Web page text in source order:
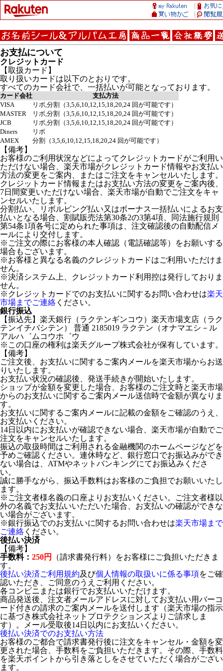
お支払について
クレジットカード
【取扱カード】
取り扱いカードは以下のとおりです。
すべてのカード会社で、一括払いが可能となっております。
カード会社
支払方法
VISA
リボ,分割（3,5,6,10,12,15,18,20,24 回が可能です）
MASTER
リボ,分割（3,5,6,10,12,15,18,20,24 回が可能です）
JCB
リボ,分割（3,5,6,10,12,15,18,20,24 回が可能です）
Diners
リボ
AMEX
分割（3,5,6,10,12,15,18,20,24 回が可能です）
【備考】
お客様のご利用状況などによってクレジットカードがご利用い
ただけない場合、楽天市場がクレジットカード情報やお支払い
方法の変更をご案内、またはご注文をキャンセルいたします。
クレジットカード情報またはお支払い方法の変更をご案内後、
7日間変更いただけない場合、楽天市場が自動でご注文をキャ
ンセルいたします。
分割払い、リボルビング払い又はボーナス一括払いによるお支
払いとなる場合、割賦販売法第30条2の3第4項、同法施行規則
第54条1項各号に定められた事項は、注文確認後の自動配信メ
ールにより交付します。
※ご注文の際にお客様の本人確認（電話確認等）をお願いする
場合もございます。
※お客様と異なる名義のクレジットカードはご利用いただけま
せん。
※決済システム上、クレジットカード利用控は発行しておりま
せん。
※クレジットカードでのお支払いに関するお問い合わせは楽天
市場までご連絡 ください。
銀行振込
【振込先】楽天銀行（ラクテンギンコウ）楽天市場支店（ラク
テンイチバシテン） 普通 2185019 ラクテン（オナマエシ－ル
アルハ゛ムコウホ゛ウ
※この口座の権利は楽天グループ株式会社が保有しています。
【備考】
ご注文後、お支払いに関するご案内メールを楽天市場からお送
りいたします。
お支払い状況の確認後、発送手続きが開始いたします。
ショップが金額を変更した場合、お客様のご注文時と楽天市場
からのお支払いに関するご案内メール送信時で金額が異なりま
す。
お支払いに関するご案内メールに記載の金額をご確認のうえ、
お支払いください。
14日以内にお支払いが確認できない場合、楽天市場が自動でご
注文をキャンセルいたします。
振込の取扱時間はご利用される金融機関のホームページなどを
予めご確認ください。連休時など、銀行窓口でお振込みができ
ない場合は、ATMやネットバンキングにてお振込みくださ
い。
誠に勝手ながら、振込手数料はお客様のご負担でお願いいたし
ます。
※ご注文者様名義の口座よりお支払いください。ご注文者様以
外の名義でお支払いいただいた場合、お支払いの確認ができな
い場合がございます。
※銀行振込でのお支払いに関するお問い合わせは楽天市場まで
ご連絡 ください。
後払い決済
【備考】
手数料： 250円
（請求書発行料）をお客様にご負担いただきま
す。
後払い決済ご利用規約及び個人情報の取扱いに係る事項をご確
認いただき、ご同意のうえご利用ください。
各コンビニまたは銀行でお支払いいただけます。
商品発送後、注文者メールアドレスに対してお支払い用バーコ
ード付きの請求のご案内メールを送付します（楽天市場の指示
に基づき株式会社ネットプロテクションズよりご請求しま
す）。メール受取後14日以内にお支払いください。
後払い決済でのお支払い方法
お客様のご都合で請求書発行後に注文をキャンセル・金額を変
更された場合、手数料をご負担いただきます。その際、手数料
を楽天ポイントから引き落としをさせていただく場合がござい
ます。